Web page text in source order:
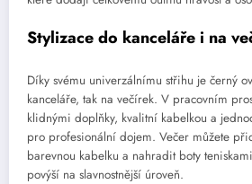
Stylizace do kanceláře i na
Díky svému univerzálnímu střihu je černý
kanceláře, tak na večírek. V pracovním
klidnými doplňky, kvalitní kabelkou a
pro profesionální dojem. Večer můžete
barevnou kabelku a nahradit boty
povýší na slavnostnější úroveň.